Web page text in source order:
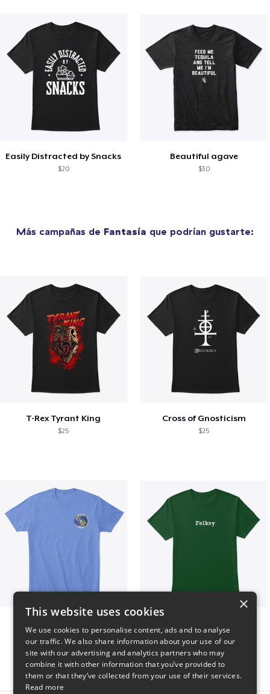
Easily Distracted by Snacks
$20
Beautiful agave
$30
Más campañas de Fantasía que podrían gustarte:
T-Rex Tyrant King
$25
Cross of Gnosticism
$25
$25 $25
×
This website uses cookies
We use cookies to personalise content, ads and to analyse
our traffic. We also share information about your use of our
site with our advertising and analytics partners who may
combine it with other information that you’ve provided to
them or that they’ve collected from your use of their services.
Read more